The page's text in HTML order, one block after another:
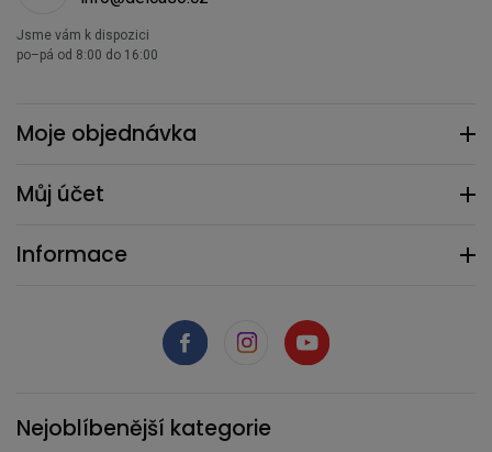
Moje objednávka
Můj účet
Informace
Jsme vám k dispozici
po–pá od 8:00 do 16:00
Nejoblíbenější kategorie